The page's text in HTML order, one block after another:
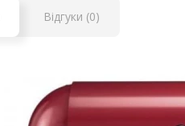
Відгуки (0)